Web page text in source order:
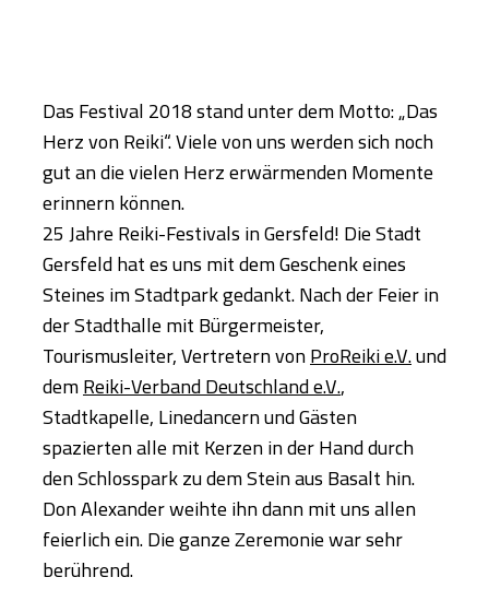
Das Festival 2018 stand unter dem Motto: „Das
Herz von Reiki“. Viele von uns werden sich noch
gut an die vielen Herz erwärmenden Momente
erinnern können.
25 Jahre Reiki-Festivals in Gersfeld! Die Stadt
Gersfeld hat es uns mit dem Geschenk eines
Steines im Stadtpark gedankt. Nach der Feier in
der Stadthalle mit Bürgermeister,
Tourismusleiter, Vertretern vonProReiki e.V.und
demReiki-Verband Deutschland e.V.,
Stadtkapelle, Linedancern und Gästen
spazierten alle mit Kerzen in der Hand durch
den Schlosspark zu dem Stein aus Basalt hin.
Don Alexander weihte ihn dann mit uns allen
feierlich ein. Die ganze Zeremonie war sehr
berührend.